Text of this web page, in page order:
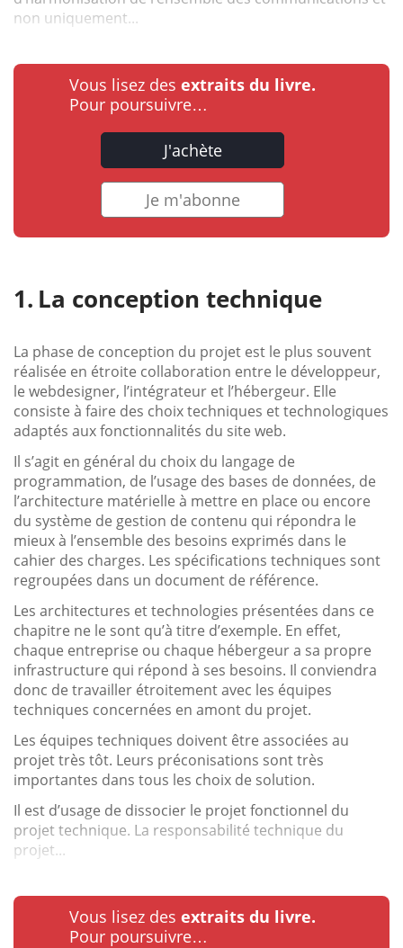
non uniquement...
Vous lisez des extraits du livre.
Pour poursuivre…
J'achète
Je m'abonne
La conception technique
La phase de conception du projet est le plus souvent
réalisée en étroite collaboration entre le développeur,
le webdesigner, l’intégrateur et l’hébergeur. Elle
consiste à faire des choix techniques et technologiques
adaptés aux fonctionnalités du site web.
Il s’agit en général du choix du langage de
programmation, de l’usage des bases de données, de
l’architecture matérielle à mettre en place ou encore
du système de gestion de contenu qui répondra le
mieux à l’ensemble des besoins exprimés dans le
cahier des charges. Les spécifications techniques sont
regroupées dans un document de référence.
Les architectures et technologies présentées dans ce
chapitre ne le sont qu’à titre d’exemple. En effet,
chaque entreprise ou chaque hébergeur a sa propre
infrastructure qui répond à ses besoins. Il conviendra
donc de travailler étroitement avec les équipes
techniques concernées en amont du projet.
Les équipes techniques doivent être associées au
projet très tôt. Leurs préconisations sont très
importantes dans tous les choix de solution.
Il est d’usage de dissocier le projet fonctionnel du
projet technique. La responsabilité technique du
projet...
Vous lisez des extraits du livre.
Pour poursuivre…